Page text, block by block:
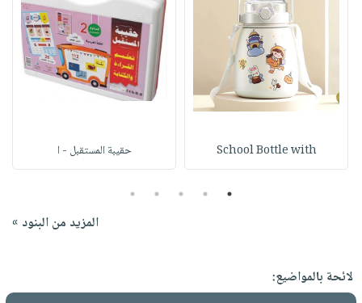
School Bottle with حقيبة المستقبل - ا
1
2
3
4
5
المزيد من البنود »
لائحة بالمواضيع: